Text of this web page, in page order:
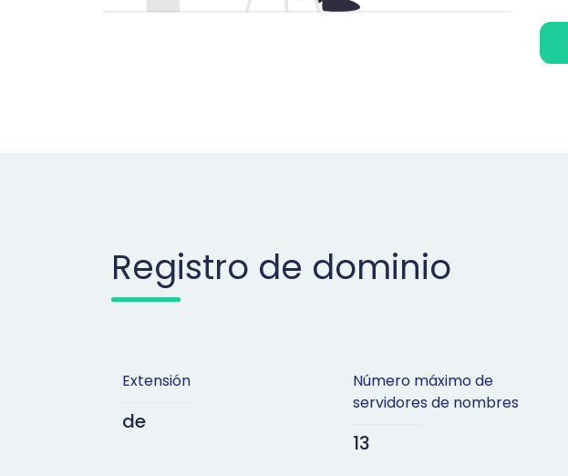
Registro de dominio
Extensión
de
Número máximo de
servidores de nombres
13